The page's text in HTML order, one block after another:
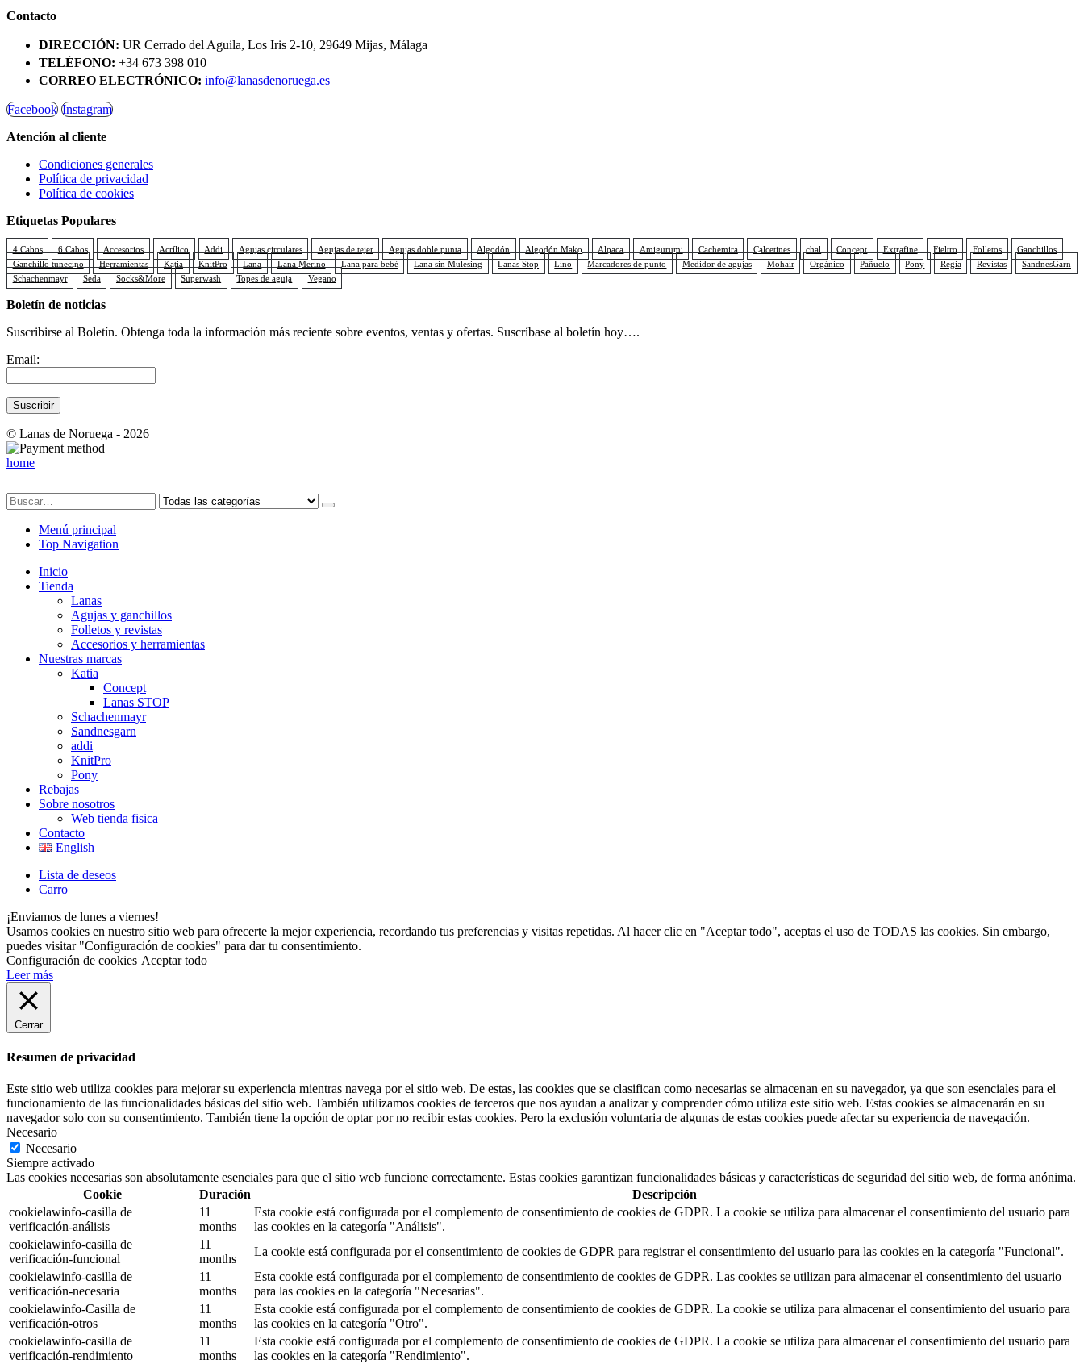
Contacto
DIRECCIÓN: UR Cerrado del Aguila, Los Iris 2-10, 29649 Mijas, Málaga
TELÉFONO: +34 673 398 010
CORREO ELECTRÓNICO: info@lanasdenoruega.es
Facebook Instagram
Atención al cliente
Condiciones generales
Política de privacidad
Política de cookies
Etiquetas Populares
4 Cabos 6 Cabos Accesorios Acrílico Addi Agujas circulares Agujas de tejer Agujas doble punta Algodón Algodón Mako Alpaca Amigurumi Cachemira Calcetines chal Concept Extrafine Fieltro Folletos
Ganchillos
Ganchillo tunecino
Herramientas Katia KnitPro Lana Lana Merino Lana para bebé Lana sin Mulesing Lanas Stop Lino Marcadores de punto Medidor de agujas Mohair Orgánico Pañuelo Pony Regia Revistas
SandnesGarn
Schachenmayr
Seda Socks&More Superwash Topes de aguja Vegano
Boletín de noticias
Suscribirse al Boletín. Obtenga toda la información más reciente sobre eventos, ventas y ofertas. Suscríbase al boletín hoy….
Email:
© Lanas de Noruega - 2026
home
Menú principal
Top Navigation
Inicio
Tienda
Lanas
Agujas y ganchillos
Folletos y revistas
Accesorios y herramientas
Nuestras marcas
Katia
Concept
Lanas STOP
Schachenmayr
Sandnesgarn
addi
KnitPro
Pony
Rebajas
Sobre nosotros
Web tienda fisica
Contacto
English
Lista de deseos
Carro
¡Enviamos de lunes a viernes!
Usamos cookies en nuestro sitio web para ofrecerte la mejor experiencia, recordando tus preferencias y visitas repetidas. Al hacer clic en "Aceptar todo", aceptas el uso de TODAS las cookies. Sin embargo,
puedes visitar "Configuración de cookies" para dar tu consentimiento.
Configuración de cookies Aceptar todo
Leer más
Cerrar
Resumen de privacidad
Este sitio web utiliza cookies para mejorar su experiencia mientras navega por el sitio web. De estas, las cookies que se clasifican como necesarias se almacenan en su navegador, ya que son esenciales para el
funcionamiento de las funcionalidades básicas del sitio web. También utilizamos cookies de terceros que nos ayudan a analizar y comprender cómo utiliza este sitio web. Estas cookies se almacenarán en su
navegador solo con su consentimiento. También tiene la opción de optar por no recibir estas cookies. Pero la exclusión voluntaria de algunas de estas cookies puede afectar su experiencia de navegación.
Necesario
Necesario
Siempre activado
Las cookies necesarias son absolutamente esenciales para que el sitio web funcione correctamente. Estas cookies garantizan funcionalidades básicas y características de seguridad del sitio web, de forma anónima.
Cookie
Duración
Descripción
cookielawinfo-casilla de
verificación-análisis
11
months
Esta cookie está configurada por el complemento de consentimiento de cookies de GDPR. La cookie se utiliza para almacenar el consentimiento del usuario para
las cookies en la categoría "Análisis".
cookielawinfo-casilla de
verificación-funcional
11
months
La cookie está configurada por el consentimiento de cookies de GDPR para registrar el consentimiento del usuario para las cookies en la categoría "Funcional".
cookielawinfo-casilla de
verificación-necesaria
11
months
Esta cookie está configurada por el complemento de consentimiento de cookies de GDPR. Las cookies se utilizan para almacenar el consentimiento del usuario
para las cookies en la categoría "Necesarias".
cookielawinfo-Casilla de
verificación-otros
11
months
Esta cookie está configurada por el complemento de consentimiento de cookies de GDPR. La cookie se utiliza para almacenar el consentimiento del usuario para
las cookies en la categoría "Otro".
cookielawinfo-casilla de
verificación-rendimiento
11
months
Esta cookie está configurada por el complemento de consentimiento de cookies de GDPR. La cookie se utiliza para almacenar el consentimiento del usuario para
las cookies en la categoría "Rendimiento".